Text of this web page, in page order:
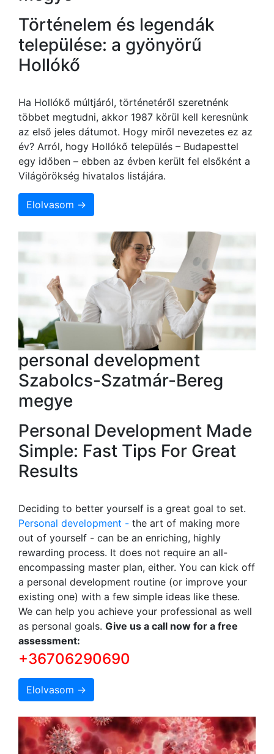
Történelem és legendák
települése: a gyönyörű
Hollókő
Ha Hollókő múltjáról, történetéről szeretnénk
többet megtudni, akkor 1987 körül kell keresnünk
az első jeles dátumot. Hogy miről nevezetes ez az
év? Arról, hogy Hollókő település – Budapesttel
egy időben – ebben az évben került fel elsőként a
Világörökség hivatalos listájára.
Elolvasom →
personal development
Szabolcs-Szatmár-Bereg
megye
Personal Development Made
Simple: Fast Tips For Great
Results
Deciding to better yourself is a great goal to set.
Personal development - the art of making more
out of yourself - can be an enriching, highly
rewarding process. It does not require an all-
encompassing master plan, either. You can kick off
a personal development routine (or improve your
existing one) with a few simple ideas like these.
We can help you achieve your professional as well
as personal goals. Give us a call now for a free
assessment:
+36706290690
Elolvasom →